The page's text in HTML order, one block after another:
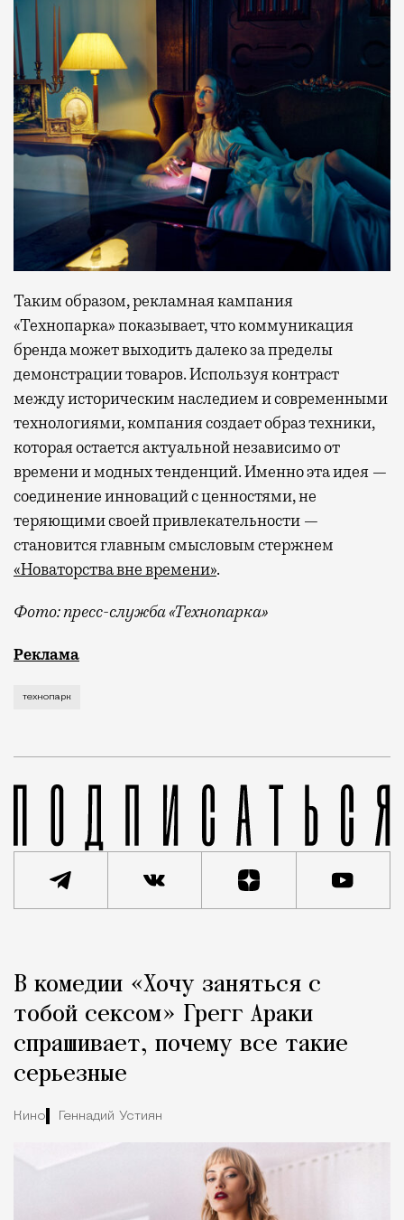
Таким образом, рекламная кампания
«Технопарка» показывает, что коммуникация
бренда может выходить далеко за пределы
демонстрации товаров. Используя контраст
между историческим наследием и современными
технологиями, компания создает образ техники,
которая остается актуальной независимо от
времени и модных тенденций. Именно эта идея —
соединение инноваций с ценностями, не
теряющими своей привлекательности —
становится главным смысловым стержнем
«Новаторства вне времени».
Фото: пресс-служба «Технопарка»
Рекламные кампании техники редко выходят за
Реклама
технопарк
Город
В комедии «Хочу заняться с
тобой сексом» Грегг Араки
спрашивает, почему все такие
серьезные
Кино Геннадий Устиян